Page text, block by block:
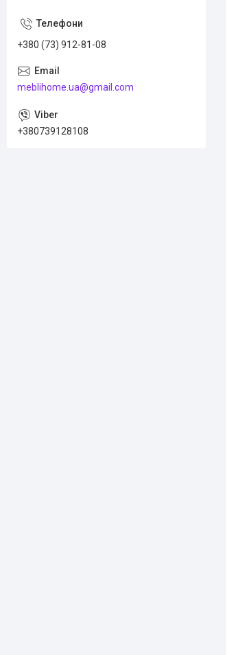
+380 (73) 912-81-08
meblihome.ua@gmail.com
+380739128108